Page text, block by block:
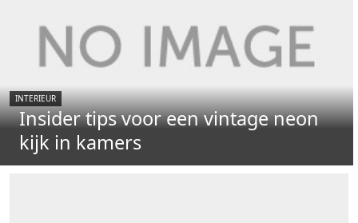
INTERIEUR
Insider tips voor een vintage neon
kijk in kamers